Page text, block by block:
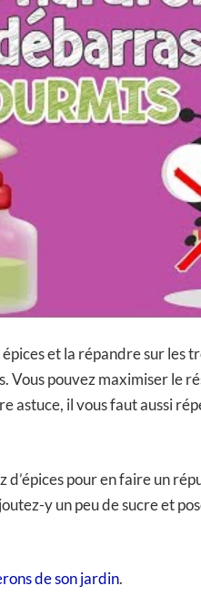
et la répandre sur les
Vous pouvez maximiser le
astuce, il vous faut aussi
d’épices pour en faire un
y un peu de sucre et
de son jardin.